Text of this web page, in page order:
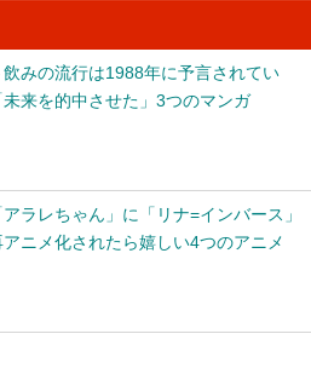
飲みの流行は1988年に予言されてい
来を的中させた」3つのマンガ
ラレちゃん」に「リナ=インバース」
ニメ化されたら嬉しい4つのアニメ